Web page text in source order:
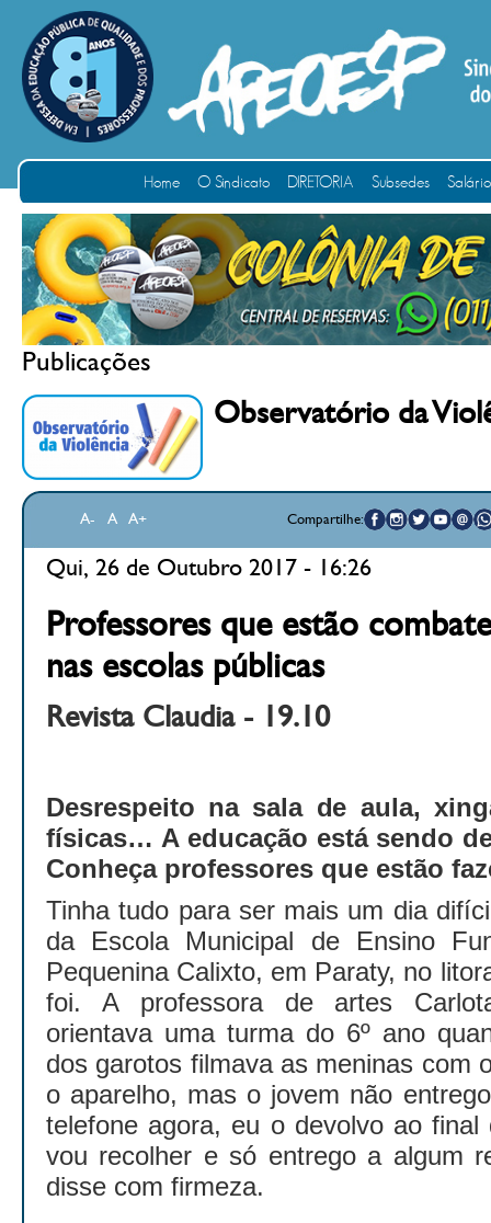
Home O Sindicato DIRETORIA Subsedes
Publicações
Observatório da
A- A A+ Compartilhe:
Qui, 26 de Outubro 2017 - 16:26
Professores que estão
nas escolas públicas
Revista Claudia - 19.10
Desrespeito na sala de aula,
físicas… A educação está sendo
Conheça professores que estão
Tinha tudo para ser mais um dia
da Escola Municipal de Ensino
Pequenina Calixto, em Paraty, no
foi. A professora de artes
orientava uma turma do 6º ano
dos garotos filmava as meninas com
o aparelho, mas o jovem não
telefone agora, eu o devolvo ao
vou recolher e só entrego a algum
disse com firmeza.